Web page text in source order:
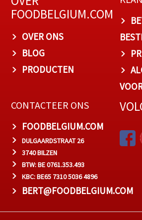
FOODBELGIUM.COM
OVER ONS
BLOG
PRODUCTEN
CONTACTEER ONS
FOODBELGIUM.COM
DULGAARDSTRAAT 26
3740 BILZEN
BTW: BE 0761.353.493
KBC: BE65 7310 5036 4896
BERT@FOODBELGIUM.COM